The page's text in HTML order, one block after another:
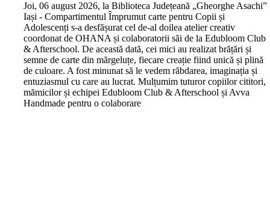
Joi, 06 august 2026, la Biblioteca Județeană „Gheorghe Asachi”
Iași - Compartimentul Împrumut carte pentru Copii și
Adolescenți s-a desfășurat cel de-al doilea atelier creativ
coordonat de OHANA și colaboratorii săi de la Edubloom Club
& Afterschool. De această dată, cei mici au realizat brățări și
semne de carte din mărgeluțe, fiecare creație fiind unică și plină
de culoare. A fost minunat să le vedem răbdarea, imaginația și
entuziasmul cu care au lucrat. Mulțumim tuturor copiilor cititori,
mămicilor și echipei Edubloom Club & Afterschool și Avva
Handmade pentru o colaborare